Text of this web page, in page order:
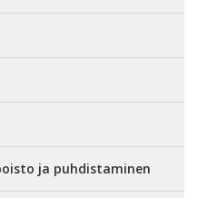
ja puhdistaminen